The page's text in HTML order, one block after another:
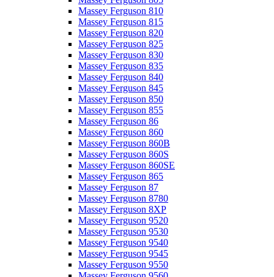
Massey Ferguson 810
Massey Ferguson 815
Massey Ferguson 820
Massey Ferguson 825
Massey Ferguson 830
Massey Ferguson 835
Massey Ferguson 840
Massey Ferguson 845
Massey Ferguson 850
Massey Ferguson 855
Massey Ferguson 86
Massey Ferguson 860
Massey Ferguson 860B
Massey Ferguson 860S
Massey Ferguson 860SE
Massey Ferguson 865
Massey Ferguson 87
Massey Ferguson 8780
Massey Ferguson 8XP
Massey Ferguson 9520
Massey Ferguson 9530
Massey Ferguson 9540
Massey Ferguson 9545
Massey Ferguson 9550